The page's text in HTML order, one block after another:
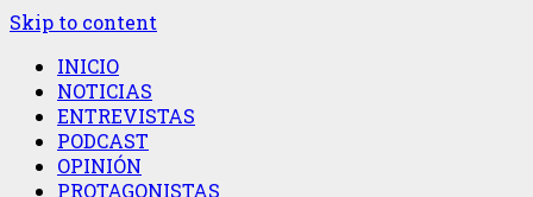
Skip to content
INICIO
NOTICIAS
ENTREVISTAS
PODCAST
OPINIÓN
PROTAGONISTAS